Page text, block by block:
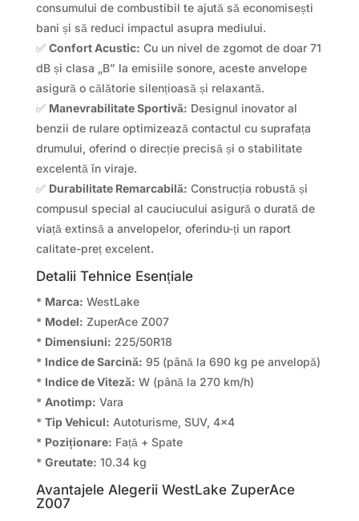
consumului de combustibil te ajută să economisești
bani și să reduci impactul asupra mediului.
✅ Confort Acustic: Cu un nivel de zgomot de doar 71
dB și clasa „B” la emisiile sonore, aceste anvelope
asigură o călătorie silențioasă și relaxantă.
✅ Manevrabilitate Sportivă: Designul inovator al
benzii de rulare optimizează contactul cu suprafața
drumului, oferind o direcție precisă și o stabilitate
excelentă în viraje.
✅ Durabilitate Remarcabilă: Construcția robustă și
compusul special al cauciucului asigură o durată de
viață extinsă a anvelopelor, oferindu-ți un raport
calitate-preț excelent.
Detalii Tehnice Esențiale
* Marca: WestLake
* Model: ZuperAce Z007
* Dimensiuni: 225/50R18
* Indice de Sarcină: 95 (până la 690 kg pe anvelopă)
* Indice de Viteză: W (până la 270 km/h)
* Anotimp: Vara
* Tip Vehicul: Autoturisme, SUV, 4×4
* Poziționare: Față + Spate
* Greutate: 10.34 kg
Avantajele Alegerii WestLake ZuperAce
Z007